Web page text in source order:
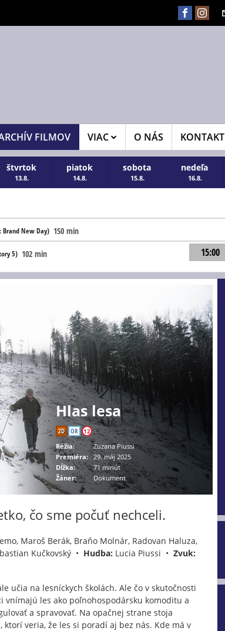
FILMOV VIAC O NÁS KONTAKT
štvrtok
13.8.
piatok
14.8.
sobota
15.8.
nedeľa
16.8.
Brand New Day) 150 min
5) 102 min 15:00
Hlas lesa
2D OR 12
Réžia:
Zuzana Piussi
Premiéra: 29. máj 2025
Dĺžka:
71 minút
Žáner:
Dokument
čo sme počuť nechceli.
Maroš Berák, Braňo Molnár, Radovan Haluza,
Kučkovský • Hudba: Lucia Piussi • Zvuk:
učia na lesníckych školách. Ale čo v skutočnosti
vnímajú les ako poľnohospodársku komoditu a
a spravovať. Na opačnej strane stoja
veria, že les si poradí aj bez nás. Kde má v